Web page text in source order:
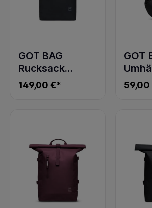
GOT BAG
Rucksack
ROLLTOP LITE
2.0 black
149,00 €*
GOT
BAG
59,00